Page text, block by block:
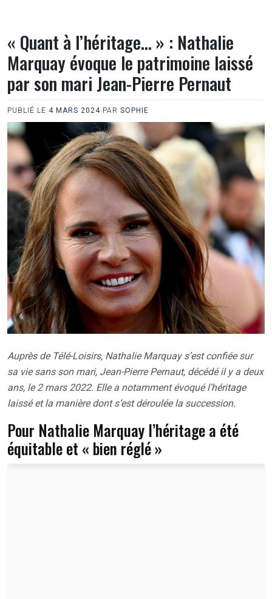
« Quant à l’héritage… » : Nathalie
Marquay évoque le patrimoine laissé
par son mari Jean-Pierre Pernaut
PUBLIÉ LE 4 MARS 2024 PAR SOPHIE
Auprès de Télé-Loisirs, Nathalie Marquay s’est confiée sur
sa vie sans son mari, Jean-Pierre Pernaut, décédé il y a deux
ans, le 2 mars 2022. Elle a notamment évoqué l’héritage
laissé et la manière dont s’est déroulée la succession.
Pour Nathalie Marquay l’héritage a été
équitable et « bien réglé »